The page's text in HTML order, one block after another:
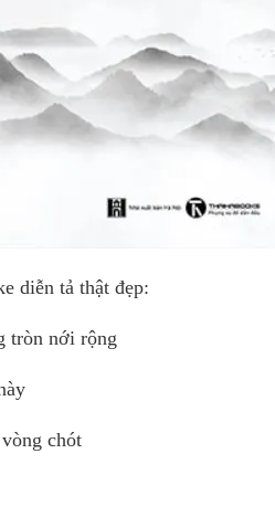
diễn tả thật đẹp:
tròn nới rộng
chót